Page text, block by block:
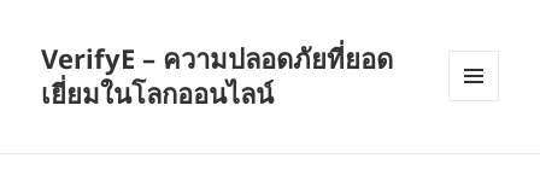
VerifyE – ความปลอดภัยที่ยอด
เยี่ยมในโลกออนไลน์